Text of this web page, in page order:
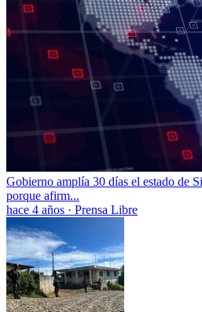
Gobierno amplía 30 días el estado de
porque afirm...
hace 4 años · Prensa Libre